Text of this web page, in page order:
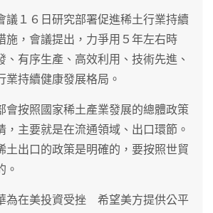
議１６日研究部署促進稀土行業持續
施，會議提出，力爭用５年左右時
、有序生產、高效利用、技術先進、
業持續健康發展格局。
會按照國家稀土產業發展的總體政策
，主要就是在流通領域、出口環節。
土出口的政策是明確的，要按照世貿
。
為在美投資受挫 希望美方提供公平